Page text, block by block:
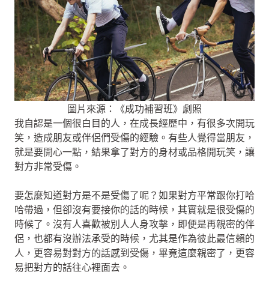
圖片來源：《成功補習班》劇照
我自認是一個很白目的人，在成長經歷中，有很多次開玩
笑，造成朋友或伴侶們受傷的經驗。有些人覺得當朋友，
就是要開心一點，結果拿了對方的身材或品格開玩笑，讓
對方非常受傷。
要怎麼知道對方是不是受傷了呢？如果對方平常跟你打哈
哈帶過，但卻沒有要接你的話的時候，其實就是很受傷的
時候了。沒有人喜歡被別人人身攻擊，即便是再親密的伴
侶，也都有沒辦法承受的時候，尤其是作為彼此最信賴的
人，更容易對對方的話感到受傷，畢竟這麼親密了，更容
易把對方的話往心裡面去。